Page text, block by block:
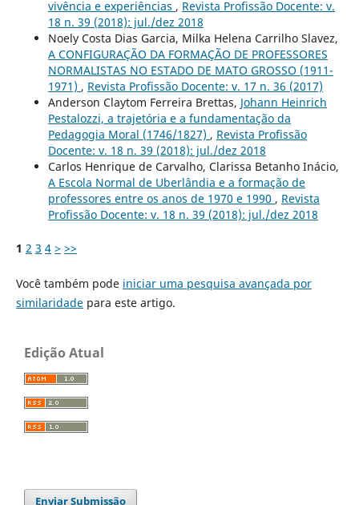
vivência e experiências , Revista Profissão Docente: v.
18 n. 39 (2018): jul./dez 2018
Noely Costa Dias Garcia, Milka Helena Carrilho Slavez,
A CONFIGURAÇÃO DA FORMAÇÃO DE PROFESSORES
NORMALISTAS NO ESTADO DE MATO GROSSO (1911-
1971) , Revista Profissão Docente: v. 17 n. 36 (2017)
Anderson Claytom Ferreira Brettas, Johann Heinrich
Pestalozzi, a trajetória e a fundamentação da
Pedagogia Moral (1746/1827) , Revista Profissão
Docente: v. 18 n. 39 (2018): jul./dez 2018
Carlos Henrique de Carvalho, Clarissa Betanho Inácio,
A Escola Normal de Uberlândia e a formação de
professores entre os anos de 1970 e 1990 , Revista
Profissão Docente: v. 18 n. 39 (2018): jul./dez 2018
1 2 3 4 > >>
Você também pode iniciar uma pesquisa avançada por
similaridadepara este artigo.
Edição Atual
Enviar Submissão